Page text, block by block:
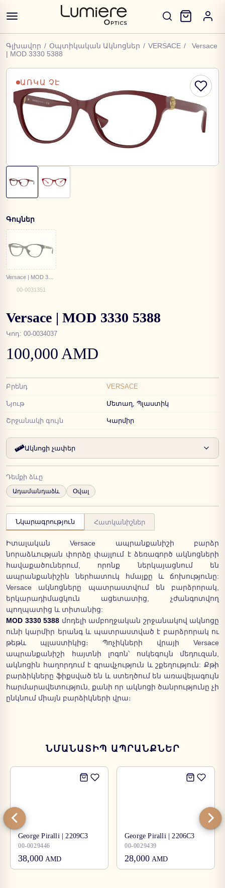
Գլխավոր / Օպտիկական Ակնոցներ / VERSACE /
Versace
| MOD 3330 5388
ԱՌԿԱ ՉԷ
Գույներ
00-0031351
Versace | MOD 3330 5388
Կոդ: 00-0034037
100,000 AMD
Բրենդ VERSACE
Նյութ Մետաղ, Պլաստիկ
Շրջանակի գույն Կարմիր
Ակնոցի չափեր
Դեմքի ձևը
Ադամանդաձև Օվալ
Նկարագրություն Հատկանիշներ
Իտալական Versace ապրանքանիշի բարձր
նորաձևության փորձը փայլում է ձեռագործ ակնոցների
հավաքածուներում, որոնք ներկայացնում են
ապրանքանիշին ներհատուկ հմայքը և ճոխությունը:
Versace ակնոցները պատրաստվում են բարձրորակ,
երկարադիմացկուն ացետատից, չժանգոտվող
պողպատից և տիտանից:
MOD 3330 5388 մոդելի ամբողջական շրջանակով ակնոցը
ունի կարմիր երանգ և պատրաստված է բարձրորակ ու
թեթև պլաստիկից։ Պոչիկների վրայի Versace
ապրանքանիշի հայտնի լոգոն՝ ոսկեգույն մեդուզան,
ակնոցին հաղորդում է գրավչություն և շքեղություն: Քթի
բարձիկները ֆիքսված են և ստեղծում են առավելագույն
հարմարավետություն, քանի որ ակնոցի ծանրությունը չի
ընկնում միայն բարձիկների վրա։
ՆՄԱՆԱՏԻՊ ԱՊՐԱՆՔՆԵՐ
George Piralli | 2209C3
00-0029446
38,000 AMD
George Piralli | 2206C3
00-0029439
28,000 AMD